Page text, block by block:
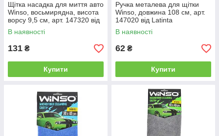
Щітка насадка для миття авто
Winso, восьмирядна, висота
ворсу 9,5 см, арт. 147320 від
Latinta
В наявності
131 ₴
Купити
Ручка металева для щітки
Winso, довжина 108 см, арт.
147020 від Latinta
В наявності
62 ₴
Купити